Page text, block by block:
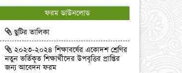
ফরম ডাউনলোড
ছুটির তালিকা
২০২৩-২০২৪ শিক্ষাবর্ষের একোদশ শ্রেণির
নতুন ভর্তিকৃত শিক্ষার্থীদের উপবৃত্তির প্রাপ্তির
জন্য আবেদন ফরম